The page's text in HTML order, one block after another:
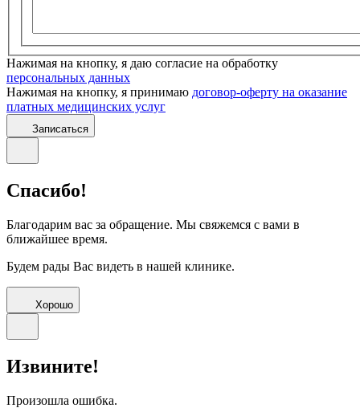
Нажимая на кнопку, я даю согласие на обработку
персональных данных
Нажимая на кнопку, я принимаю договор-оферту на оказание
платных медицинских услуг
Записаться
Спасибо!
Благодарим вас за обращение. Мы свяжемся с вами в
ближайшее время.
Будем рады Вас видеть в нашей клинике.
Хорошо
Извините!
Произошла ошибка.